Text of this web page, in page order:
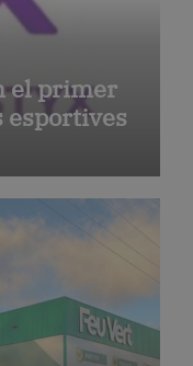
el primer
esportives